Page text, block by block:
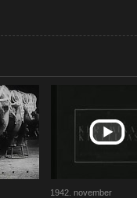
1942. november